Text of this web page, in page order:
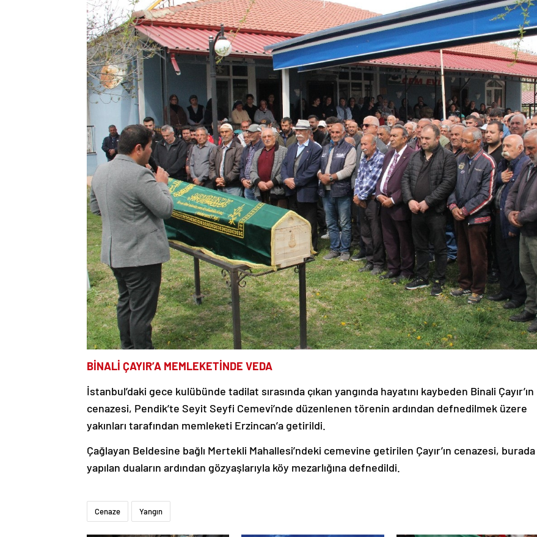
BİNALİ ÇAYIR’A MEMLEKETİNDE VEDA
İstanbul’daki gece kulübünde tadilat sırasında çıkan yangında hayatını kaybeden Binali Çayır’ın
cenazesi, Pendik’te Seyit Seyfi Cemevi’nde düzenlenen törenin ardından defnedilmek üzere
yakınları tarafından memleketi Erzincan’a getirildi.
Çağlayan Beldesine bağlı Mertekli Mahallesi’ndeki cemevine getirilen Çayır’ın cenazesi, burada
yapılan duaların ardından gözyaşlarıyla köy mezarlığına defnedildi.
Cenaze Yangın